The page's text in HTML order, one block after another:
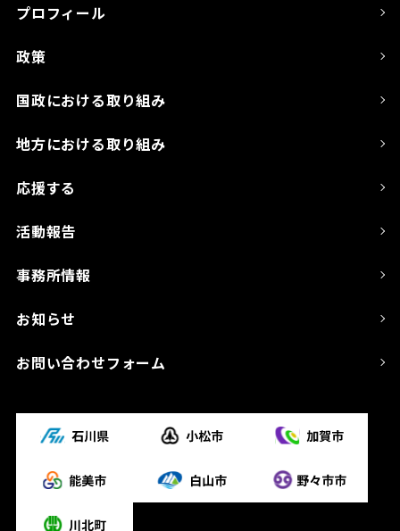
プロフィール
政策
国政における取り組み
地方における取り組み
応援する
活動報告
事務所情報
お知らせ
お問い合わせフォーム